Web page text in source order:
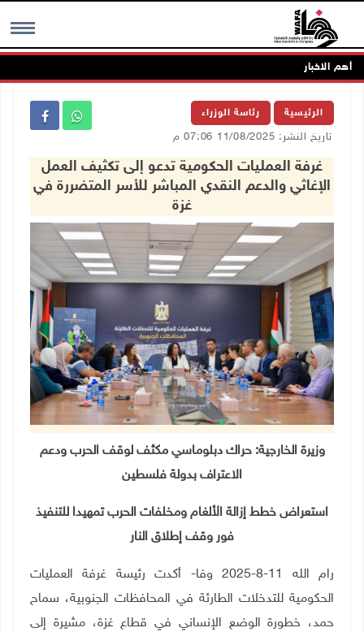
MENU أهم الاخبار
الرئيسية رئاسة الوزراء
تاريخ النشر: 11/08/2025 07:06 م
غرفة العمليات الحكومية تدعو إلى تكثيف العمل
الإغاثي والدعم النقدي المباشر للأسر المتضررة في
غزة
وزيرة الخارجية: حراك دبلوماسي مكثف لوقف الحرب ودعم
الاعتراف بدولة فلسطين
استعراض خطط إزالة الألغام ومخلفات الحرب تمهيدا للتنفيذ
فور وقف إطلاق النار
رام الله 11-8-2025 وفا-
أكدت رئيسة غرفة العمليات
الحكومية للتدخلات الطارئة في المحافظات الجنوبية، سماح
حمد، خطورة الوضع الإنساني في قطاع غزة، مشيرة إلى